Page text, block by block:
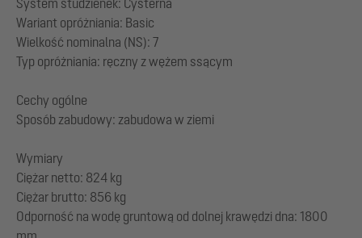
System studzienek: Cysterna
Wariant opróżniania: Basic
Wielkość nominalna (NS): 7
Typ opróżniania: ręczny z wężem ssącym
Cechy ogólne
Sposób zabudowy: zabudowa w ziemi
Wymiary
Ciężar netto: 824 kg
Ciężar brutto: 856 kg
Odporność na wodę gruntową od dolnej krawędzi dna: 1800